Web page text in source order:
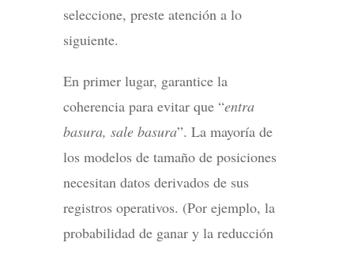
seleccione, preste atención a lo
siguiente.
En primer lugar, garantice la
coherencia para evitar que “entra
basura, sale basura”. La mayoría de
los modelos de tamaño de posiciones
necesitan datos derivados de sus
registros operativos. (Por ejemplo, la
probabilidad de ganar y la reducción